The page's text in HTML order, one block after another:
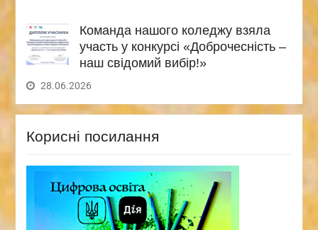
Команда нашого коледжу взяла
участь у конкурсі «Доброчесність –
наш свідомий вибір!»
28.06.2026
Корисні посилання